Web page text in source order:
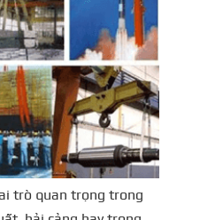
trò quan trọng trong